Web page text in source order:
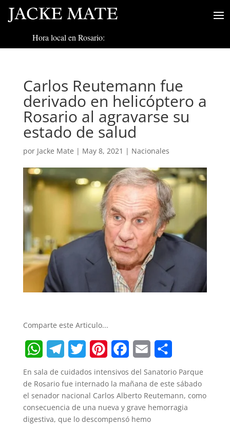
Hora local en Rosario:
Carlos Reutemann fue
derivado en helicóptero a
Rosario al agravarse su
estado de salud
por Jacke Mate | May 8, 2021 | Nacionales
Comparte este Articulo...
h
a
t
e
l
e
T
w
i
t
P
i
n
t
a
c
e
E
m
a
i
h
a
En sala de cuidados intensivos del Sanatorio Parque
de Rosario fue internado la mañana de este sábado
el senador nacional Carlos Alberto Reutemann, como
consecuencia de una nueva y grave hemorragia
digestiva, que lo descompensó hemo